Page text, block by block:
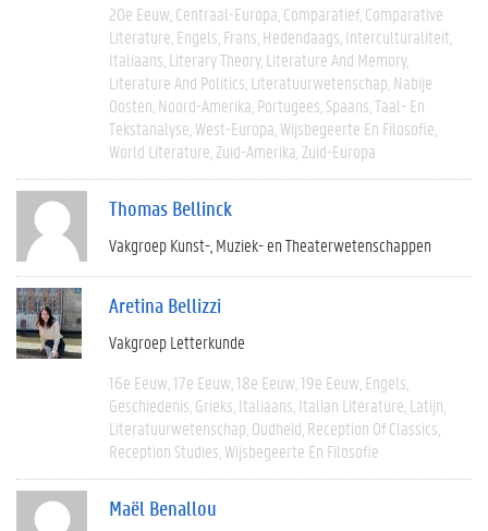
20e Eeuw Centraal-Europa Comparatief Comparative
Literature Engels Frans Hedendaags Interculturaliteit
Italiaans Literary Theory Literature And Memory
Literature And Politics Literatuurwetenschap Nabije
Oosten Noord-Amerika Portugees Spaans Taal- En
Tekstanalyse West-Europa Wijsbegeerte En Filosofie
World Literature Zuid-Amerika Zuid-Europa
Thomas Bellinck
Vakgroep Kunst-, Muziek- en Theaterwetenschappen
Aretina Bellizzi
Vakgroep Letterkunde
16e Eeuw 17e Eeuw 18e Eeuw 19e Eeuw Engels
Geschiedenis Grieks Italiaans Italian Literature Latijn
Literatuurwetenschap Oudheid Reception Of Classics
Reception Studies Wijsbegeerte En Filosofie
Maël Benallou